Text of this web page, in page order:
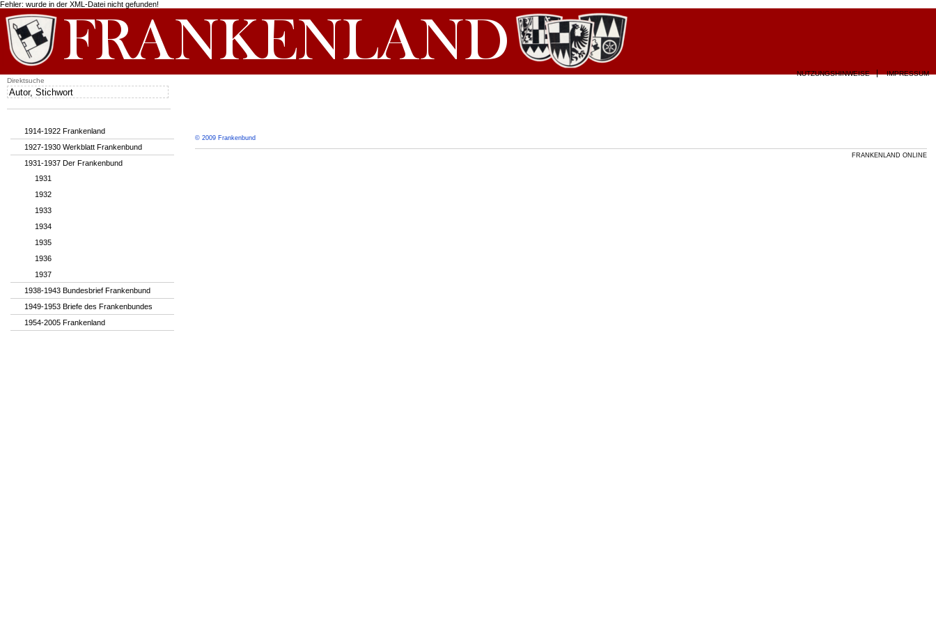
Fehler: wurde in der XML-Datei nicht gefunden!
© 2009 Frankenbund
FRANKENLAND ONLINE
1914-1922 Frankenland
1927-1930 Werkblatt Frankenbund
1931-1937 Der Frankenbund
1931
1932
1933
1934
1935
1936
1937
1938-1943 Bundesbrief Frankenbund
1949-1953 Briefe des Frankenbundes
1954-2005 Frankenland
NUTZUNGSHINWEISE
IMPRESSUM
Direktsuche